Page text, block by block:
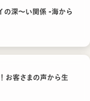
の深〜い関係 -海から
お客さまの声から生